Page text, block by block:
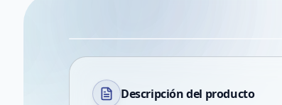
Descripción del producto